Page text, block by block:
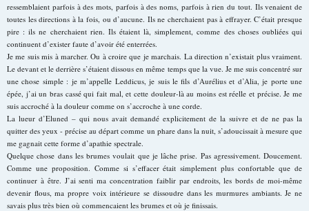
ressemblaient parfois à des mots, parfois à des noms, parfois à rien du tout. Ils venaient de
toutes les directions à la fois, ou d’aucune. Ils ne cherchaient pas à effrayer. C’était presque
pire : ils ne cherchaient rien. Ils étaient là, simplement, comme des choses oubliées qui
continuent d’exister faute d’avoir été enterrées.
Je me suis mis à marcher. Ou à croire que je marchais. La direction n’existait plus vraiment.
Le devant et le derrière s’étaient dissous en même temps que la vue. Je me suis concentré sur
une chose simple : je m’appelle Leddicus, je suis le fils d’Aurélius et d’Alia, je porte une
épée, j’ai un bras cassé qui fait mal, et cette douleur-là au moins est réelle et précise. Je me
suis accroché à la douleur comme on s’accroche à une corde.
La lueur d’Eluned – qui nous avait demandé explicitement de la suivre et de ne pas la
quitter des yeux - précise au départ comme un phare dans la nuit, s’adoucissait à mesure que
me gagnait cette forme d’apathie spectrale.
Quelque chose dans les brumes voulait que je lâche prise. Pas agressivement. Doucement.
Comme une proposition. Comme si s’effacer était simplement plus confortable que de
continuer à être. J’ai senti ma concentration faiblir par endroits, les bords de moi-même
devenir flous, ma propre voix intérieure se dissoudre dans les murmures ambiants. Je ne
savais plus très bien où commencaient les brumes et où je finissais.